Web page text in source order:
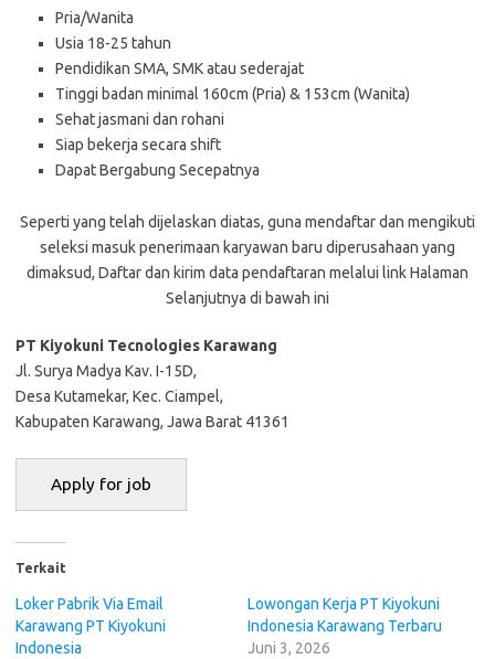
Pria/Wanita
Usia 18-25 tahun
Pendidikan SMA, SMK atau sederajat
Tinggi badan minimal 160cm (Pria) & 153cm (Wanita)
Sehat jasmani dan rohani
Siap bekerja secara shift
Dapat Bergabung Secepatnya
Seperti yang telah dijelaskan diatas, guna mendaftar dan mengikuti
seleksi masuk penerimaan karyawan baru diperusahaan yang
dimaksud, Daftar dan kirim data pendaftaran melalui link Halaman
Selanjutnya di bawah ini
PT Kiyokuni Tecnologies Karawang
Jl. Surya Madya Kav. I-15D,
Desa Kutamekar, Kec. Ciampel,
Kabupaten Karawang, Jawa Barat 41361
Terkait
Loker Pabrik Via Email
Karawang PT Kiyokuni
Indonesia
Lowongan Kerja PT Kiyokuni
Indonesia Karawang Terbaru
Juni 3, 2026